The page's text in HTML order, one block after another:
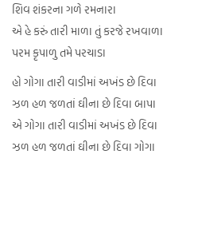
શિવ શંકરના ગળે રમનારા
એ હે કરું તારી માળા તું કરજે રખવાળા
પરમ કૃપાળુ તમે પરચાડા
હો ગોગા તારી વાડીમાં અખંડ છે દિવા
ઝળ હળ જળતાં ઘીના છે દિવા બાપા
એ ગોગા તારી વાડીમાં અખંડ છે દિવા
ઝળ હળ જળતાં ઘીના છે દિવા ગોગા